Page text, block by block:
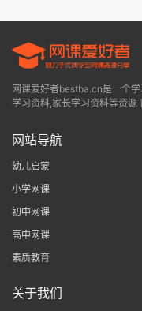
网课爱好者bestba.cn是一个
学习资料,家长学习资料等资源
网站导航
幼儿启蒙
小学网课
初中网课
高中网课
素质教育
关于我们